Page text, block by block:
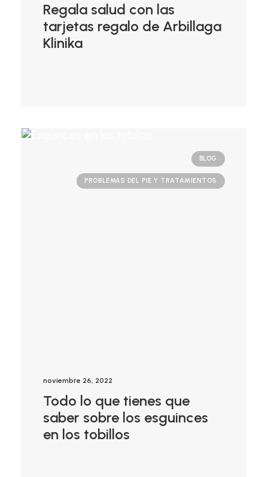
Regala salud con las
tarjetas regalo de Arbillaga
Klinika
BLOG
PROBLEMAS DEL PIE Y TRATAMIENTOS
noviembre 26, 2022
Todo lo que tienes que
saber sobre los esguinces
en los tobillos